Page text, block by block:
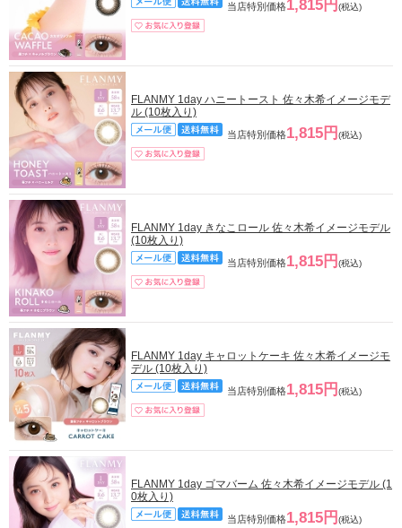
当店特別価格1,815円 (税込)
FLANMY 1day ハニートースト 佐々木希イメージモデ
ル (10枚入り)
当店特別価格1,815円 (税込)
FLANMY 1day きなこロール 佐々木希イメージモデル
(10枚入り)
当店特別価格1,815円 (税込)
FLANMY 1day キャロットケーキ 佐々木希イメージモ
デル (10枚入り)
当店特別価格1,815円 (税込)
FLANMY 1day ゴマバーム 佐々木希イメージモデル (1
0枚入り)
当店特別価格1,815円 (税込)